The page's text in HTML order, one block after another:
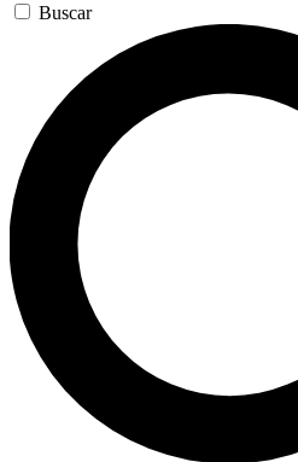
Buscar